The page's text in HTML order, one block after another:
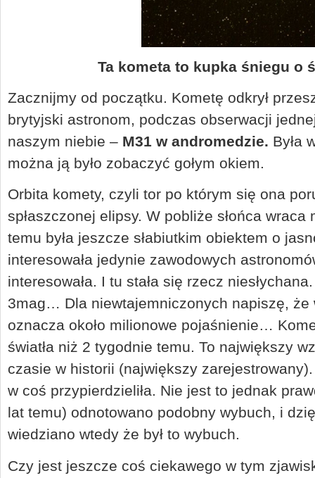
Ta kometa to kupka śniegu o
Zacznijmy od początku. Kometę odkrył
brytyjski astronom, podczas obserwacji
naszym niebie – M31 w andromedzie. Była
można ją było zobaczyć gołym okiem.
Orbita komety, czyli tor po którym się ona
spłaszczonej elipsy. W pobliże słońca
temu była jeszcze słabiutkim obiektem o
interesowała jedynie zawodowych
interesowała. I tu stała się rzecz
3mag… Dla niewtajemniczonych napiszę, że
oznacza około milionowe pojaśnienie…
światła niż 2 tygodnie temu. To największy
czasie w historii (największy
w coś przypierdzieliła. Nie jest to jednak
lat temu) odnotowano podobny wybuch, i
wiedziano wtedy że był to wybuch.
Czy jest jeszcze coś ciekawego w tym